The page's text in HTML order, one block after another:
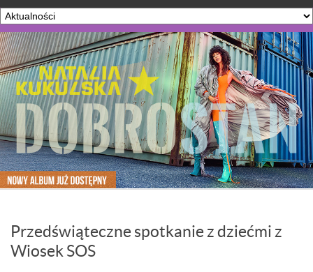
Przedświąteczne spotkanie z dziećmi z
Wiosek SOS